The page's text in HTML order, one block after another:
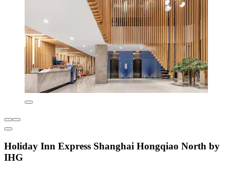
Holiday Inn Express Shanghai Hongqiao North by
IHG